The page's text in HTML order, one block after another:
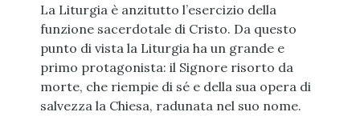
La Liturgia è anzitutto l’esercizio della
funzione sacerdotale di Cristo. Da questo
punto di vista la Liturgia ha un grande e
primo protagonista: il Signore risorto da
morte, che riempie di sé e della sua opera di
salvezza la Chiesa, radunata nel suo nome.